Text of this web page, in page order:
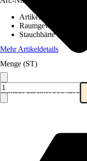
Verkauf durch:HORNBACH
Artikeltyp
Raumgewicht (RG)
Stauchhärte (SH)
Mehr Artikeldetails
Menge (ST)